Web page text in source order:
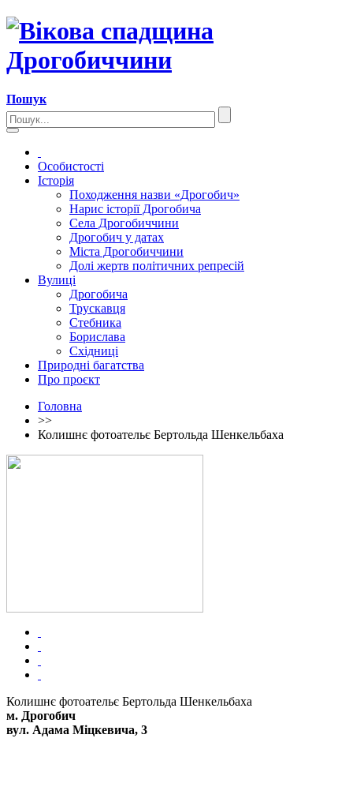
Пошук
Особистості
Історія
Походження назви «Дрогобич»
Нарис історії Дрогобича
Села Дрогобиччини
Дрогобич у датах
Міста Дрогобиччини
Долі жертв політичних репресій
Вулиці
Дрогобича
Трускавця
Стебника
Борислава
Східниці
Природні багатства
Про проєкт
Головна
>>
Колишнє фотоательє Бертольда Шенкельбаха
Колишнє фотоательє Бертольда Шенкельбаха
м. Дрогобич
вул. Адама Міцкевича, 3